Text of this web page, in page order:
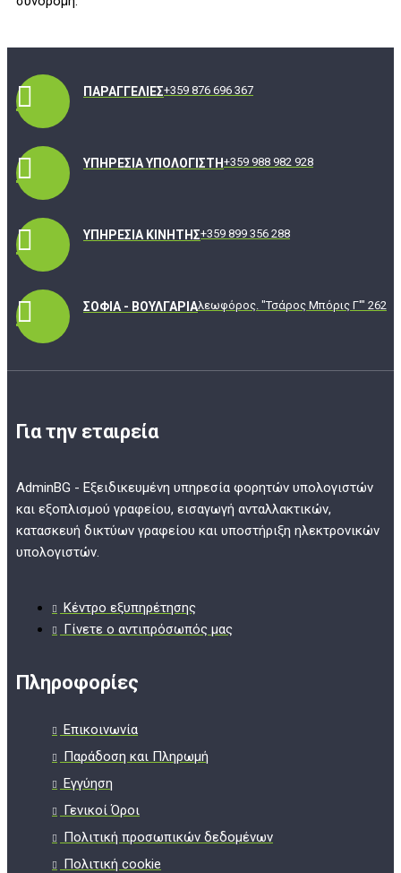
ΠΑΡΑΓΓΕΛΊΕΣ+359 876 696 367
ΥΠΗΡΕΣΊΑ ΥΠΟΛΟΓΙΣΤΉ +359 988 982 928
ΥΠΗΡΕΣΊΑ ΚΙΝΗΤΉΣ+359 899 356 288
ΣΌΦΙΑ - ΒΟΥΛΓΑΡΊΑλεωφόρος. "Τσάρος Μπόρις Γ'" 262
Για την εταιρεία
AdminBG - Εξειδικευμένη υπηρεσία φορητών υπολογιστών
και εξοπλισμού γραφείου, εισαγωγή ανταλλακτικών,
κατασκευή δικτύων γραφείου και υποστήριξη ηλεκτρονικών
υπολογιστών.
Κέντρο εξυπηρέτησης
Γίνετε ο αντιπρόσωπός μας
Πληροφορίες
Επικοινωνία
Παράδοση και Πληρωμή
Εγγύηση
Γενικοί Όροι
Πολιτική προσωπικών δεδομένων
Πολιτική cookie